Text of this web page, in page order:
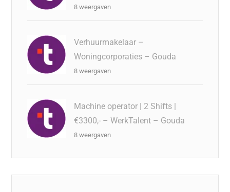
8 weergaven
Verhuurmakelaar –
Woningcorporaties – Gouda
8 weergaven
Machine operator | 2 Shifts |
€3300,- – WerkTalent – Gouda
8 weergaven